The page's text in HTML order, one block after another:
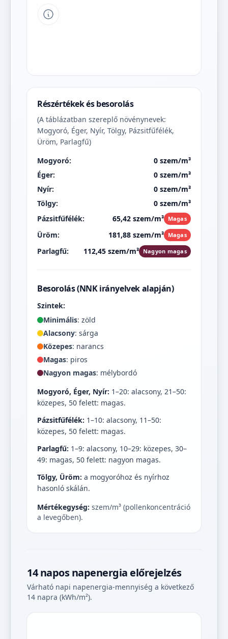
Tipp a grafikon jelmagyarázatához
Részértékek és besorolás
(A táblázatban szereplő növénynevek:
Mogyoró, Éger, Nyír, Tölgy, Pázsitfűfélék,
Üröm, Parlagfű)
Mogyoró:
0 szem/m³
Éger:
0 szem/m³
Nyír:
0 szem/m³
Tölgy:
0 szem/m³
Pázsitfűfélék:
65,42 szem/m³ Magas
Üröm: 181,88 szem/m³ Magas
Parlagfű: 112,45 szem/m³ Nagyon magas
Besorolás (NNK irányelvek alapján)
Szintek:
Minimális: zöld
Alacsony: sárga
Közepes: narancs
Magas: piros
Nagyon magas: mélybordó
Mogyoró, Éger, Nyír: 1–20: alacsony, 21–50:
közepes, 50 felett: magas.
Pázsitfűfélék: 1–10: alacsony, 11–50:
közepes, 50 felett: magas.
Parlagfű: 1–9: alacsony, 10–29: közepes, 30–
49: magas, 50 felett: nagyon magas.
Tölgy, Üröm: a mogyoróhoz és nyírhoz
hasonló skálán.
Mértékegység: szem/m³ (pollenkoncentráció
a levegőben).
14 napos napenergia előrejelzés
Várható napi napenergia-mennyiség a következő
14 napra (kWh/m²).